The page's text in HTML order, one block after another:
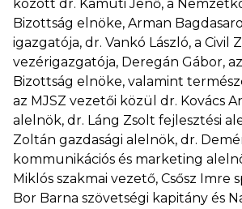
között dr. Kamuti Jenő, a
Bizottság elnöke, Arman
igazgatója, dr. Vankó László, a Civil
vezérigazgatója, Deregán Gábor,
Bizottság elnöke, valamint
az MJSZ vezetői közül dr. Kovács
alelnök, dr. Láng Zsolt fejlesztési
Zoltán gazdasági alelnök, dr.
kommunikációs és marketing
Miklós szakmai vezető, Csősz Imre
Bor Barna szövetségi kapitány és